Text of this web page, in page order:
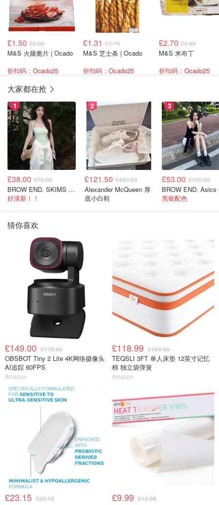
£1.50 £2.00
M&S 火腿脆片 | Ocado
折扣码：Ocado25
£1.31 £1.75
M&S 芝士条 | Ocado
折扣码：Ocado25
£2.70 £3.60
M&S 米布丁
折扣码：Ocado25
大家都在抢
1
£38.00 £75.00
BROW END. SKIMS Cotton Rib 长款背心连衣裙 薄荷绿
好清新！！
2
£121.50 £450.00
Alexander McQueen 厚
底小白鞋
3
£53.00 £105.00
黑银配色
猜你喜欢
£149.00 £179.00
OBSBOT Tiny 2 Lite 4K网络摄像头
AI追踪 60FPS
Amazon
£118.99 £169.99
TEQSLI 3FT 单人床垫 12英寸记忆
棉 独立袋弹簧
Amazon
£23.15 £23.15 £9.99 £12.99